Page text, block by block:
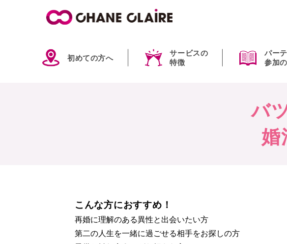
初めての方へ
サービスの
特徴
パー
参加
バ
婚
こんな方におすすめ！
再婚に理解のある異性と出会いたい方
第二の人生を一緒に過ごせる相手をお探しの方